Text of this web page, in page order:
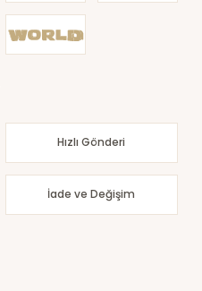
Hızlı Gönderi
İade ve Değişim